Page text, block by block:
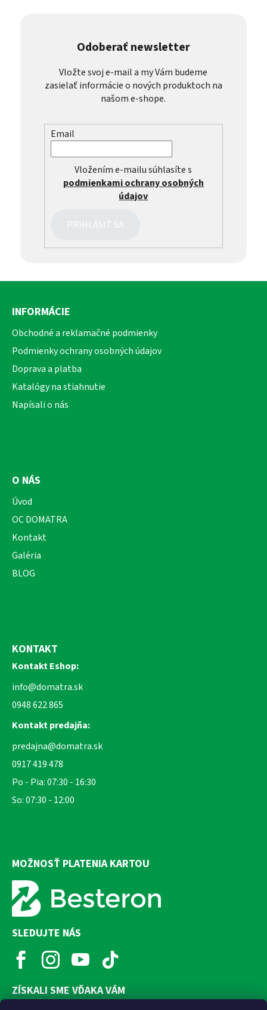
Odoberať newsletter
Vložte svoj e-mail a my Vám budeme
zasielať informácie o nových produktoch na
našom e-shope.
Email
Vložením e-mailu súhlasíte s
podmienkami ochrany osobných
údajov
PRIHLÁSIŤ SA
Z
INFORMÁCIE
Obchodné a reklamačné podmienky
Podmienky ochrany osobných údajov
Doprava a platba
Katalógy na stiahnutie
Napísali o nás
O NÁS
Úvod
OC DOMATRA
Kontakt
Galéria
BLOG
KONTAKT
Kontakt Eshop:
info@domatra.sk
0948 622 865
Kontakt predajňa:
predajna@domatra.sk
0917 419 478
Po - Pia: 07:30 - 16:30
So: 07:30 - 12:00
MOŽNOSŤ PLATENIA KARTOU
SLEDUJTE NÁS
ZÍSKALI SME VĎAKA VÁM